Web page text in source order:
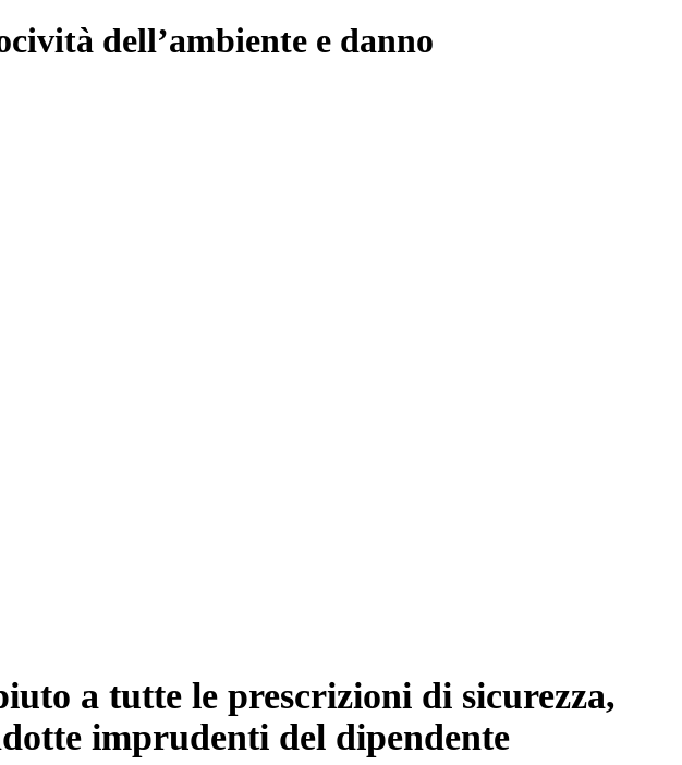
dell’ambiente e danno
a tutte le prescrizioni di sicurezza,
imprudenti del dipendente